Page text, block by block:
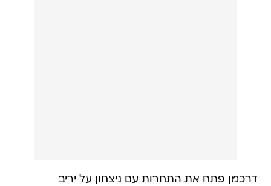
דרכמן פתח את התחרות עם ניצחון על יריב